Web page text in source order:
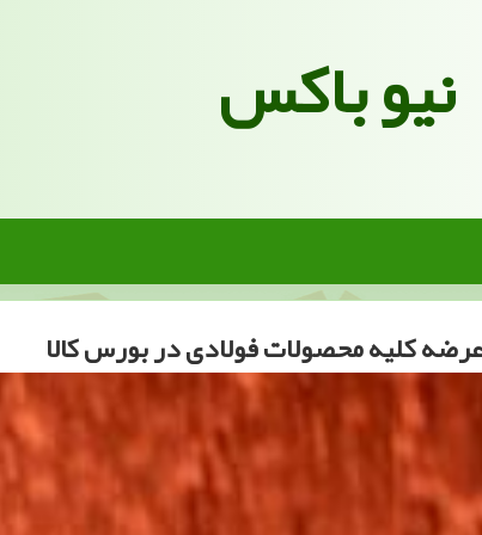
نیو باکس
كلیه محصولات فولادی در بورس كالا